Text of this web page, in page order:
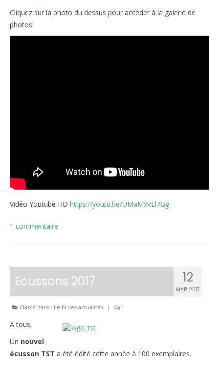
Cliquez sur la photo du dessus pour accéder à la galerie de
photos!
Vidéo Youtube HD https://youtu.be/UMaMxVLl7Gg
1 commentaire
12
MAR 2017
Ecussons 2017
Classé dans : Le fil des actualités | 1
A tous,
Un nouvel
écusson TST a été édité cette année à 100 exemplaires.